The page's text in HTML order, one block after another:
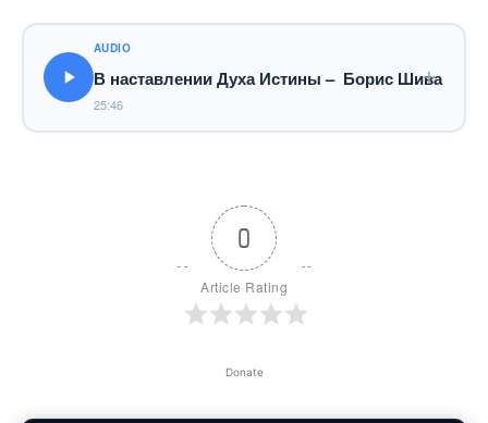
AUDIO
В наставлении Духа Истины – Борис Шива
25:46
0
Article Rating
Donate